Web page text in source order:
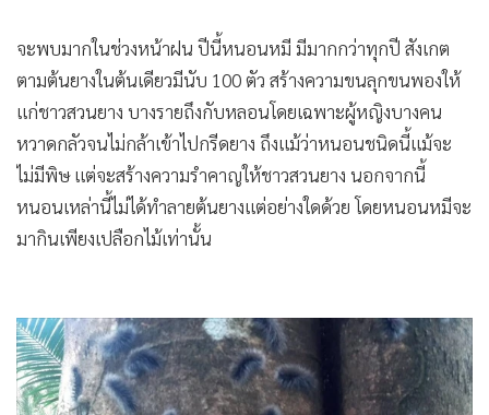
จะพบมากในช่วงหน้าฝน ปีนี้หนอนหมี มีมากกว่าทุกปี สังเกต
ตามต้นยางในต้นเดียวมีนับ 100 ตัว สร้างความขนลุกขนพองให้
แก่ชาวสวนยาง บางรายถึงกับหลอนโดยเฉพาะผู้หญิงบางคน
หวาดกลัวจนไม่กล้าเข้าไปกรีดยาง ถึงแม้ว่าหนอนชนิดนี้แม้จะ
ไม่มีพิษ แต่จะสร้างความรำคาญให้ชาวสวนยาง นอกจากนี้
หนอนเหล่านี้ไม่ได้ทำลายต้นยางแต่อย่างใดด้วย โดยหนอนหมีจะ
มากินเพียงเปลือกไม้เท่านั้น